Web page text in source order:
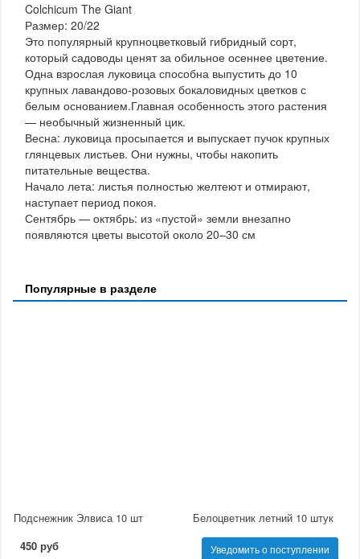
Colchicum The Giant
Размер: 20/22
Это популярный крупноцветковый гибридный сорт,
который садоводы ценят за обильное осеннее цветение.
Одна взрослая луковица способна выпустить до 10
крупных лавандово-розовых бокаловидных цветков с
белым основанием.Главная особенность этого растения
— необычный жизненный цик.
Весна: луковица просыпается и выпускает пучок крупных
глянцевых листьев. Они нужны, чтобы накопить
питательные вещества.
Начало лета: листья полностью желтеют и отмирают,
наступает период покоя.
Сентябрь — октябрь: из «пустой» земли внезапно
появляются цветы высотой около 20–30 см
Популярные в разделе
Подснежник Элвиса 10 шт
450 руб
Белоцветник летний 10 штук
Уведомить о поступлении